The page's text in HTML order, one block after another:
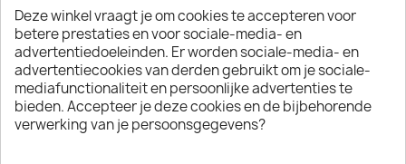
Tax excluded
Power Cord C20 to C19 blue 1.0m
Quantity
 ADD TO CART
Deze winkel vraagt je om cookies te accepteren voor
betere prestaties en voor sociale-media- en
advertentiedoeleinden. Er worden sociale-media- en
advertentiecookies van derden gebruikt om je sociale-
mediafunctionaliteit en persoonlijke advertenties te
bieden. Accepteer je deze cookies en de bijbehorende
verwerking van je persoonsgegevens?